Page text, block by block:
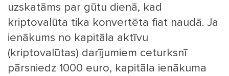
uzskatāms par gūtu dienā, kad
kriptovalūta tika konvertēta fiat naudā. Ja
ienākums no kapitāla aktīvu
(kriptovalūtas) darījumiem ceturksnī
pārsniedz 1000 euro, kapitāla ienākuma